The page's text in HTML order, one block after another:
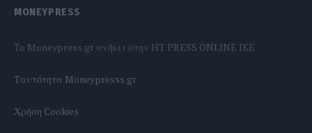
MONEYPRESS
To Moneypress.gr ανήκει στην HT PRESS ONLINE IKE
Tαυτότητα Moneypresss.gr
Χρήση Cookies